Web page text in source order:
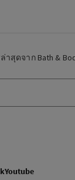
สุดจาก Bath &
Youtube